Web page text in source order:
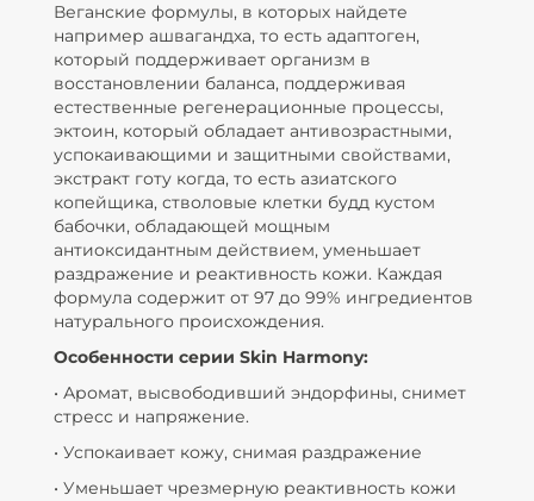
Веганские формулы, в которых найдете
например ашвагандха, то есть адаптоген,
который поддерживает организм в
восстановлении баланса, поддерживая
естественные регенерационные процессы,
эктоин, который обладает антивозрастными,
успокаивающими и защитными свойствами,
экстракт готу когда, то есть азиатского
копейщика, стволовые клетки будд кустом
бабочки, обладающей мощным
антиоксидантным действием, уменьшает
раздражение и реактивность кожи. Каждая
формула содержит от 97 до 99% ингредиентов
натурального происхождения.
Особенности серии Skin Harmony:
• Аромат, высвободивший эндорфины, снимет
стресс и напряжение.
• Успокаивает кожу, снимая раздражение
• Уменьшает чрезмерную реактивность кожи